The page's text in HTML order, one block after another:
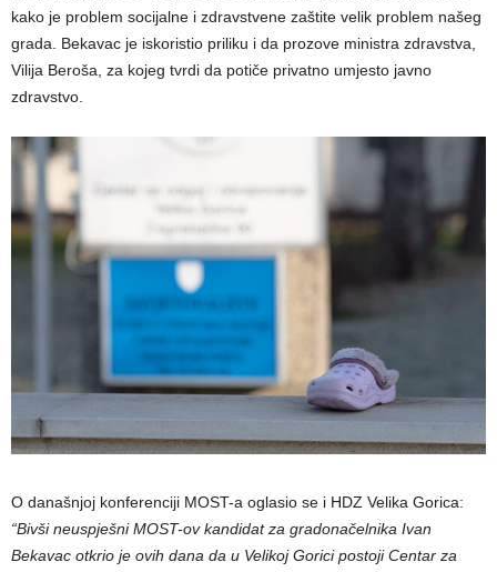
kako je problem socijalne i zdravstvene zaštite velik problem našeg
grada. Bekavac je iskoristio priliku i da prozove ministra zdravstva,
Vilija Beroša, za kojeg tvrdi da potiče privatno umjesto javno
zdravstvo.
O današnjoj konferenciji MOST-a oglasio se i HDZ Velika Gorica:
“Bivši neuspješni MOST-ov kandidat za gradonačelnika Ivan
Bekavac otkrio je ovih dana da u Velikoj Gorici postoji Centar za